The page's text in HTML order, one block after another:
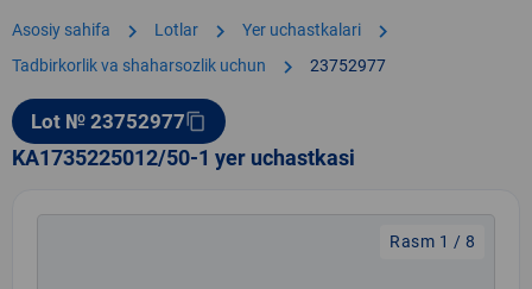
Asosiy sahifa chevron_right Lotlar chevron_right Yer uchastkalari chevron_right
Tadbirkorlik va shaharsozlik uchun chevron_right 23752977
Lot № 23752977content_copy
KA1735225012/50-1 yer uchastkasi
Rasm 1 / 8